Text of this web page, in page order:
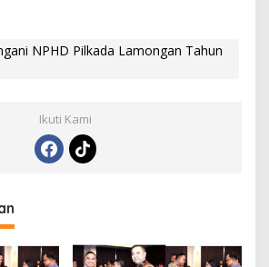
NPHD Pilkada Lamongan Tahun
Ikuti Kami